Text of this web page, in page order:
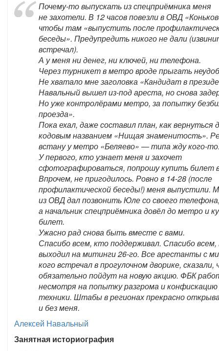
Почему-то выпускать из спецприёмника меня
не захотели. В 12 часов повезли в ОВД
чтобы там «выпустить после
беседы». Предупредить никого не дали
встречал).
А у меня ни денег, ни ключей, ни телефона.
Через турникет в метро вроде прыгать
Не хватало мне заголовка «Кандидат в
Навальный вышел из-под ареста, но снова
Но уже контролёрами метро, за попытку
проезда».
Пока ехал, даже составил план, как вернуться
кодовым названием «Нищая знаменитость».
встану у метро «Беляево» — типа жду кого-
У первого, кто узнает меня и захочет
сфотографироваться, попрошу купить билет
Впрочем, не пригодилось. Ровно в 14-28 (после
профилактической беседы!) меня выпустили.
из ОВД дал позвонить Юле со своего
а начальник спецприёмника довёл до метро и
билет.
Ужасно рад снова быть вместе с вами.
Спасибо всем, кто поддерживал. Спасибо
выходил на митинги 26-го. Все арестанты с
кого встречал в прогулочном дворике, сказали,
обязательно пойдут на новую акцию. ФБК
несмотря на попытку разгрома и конфискацию
техники. Штабы в регионах прекрасно
и без меня.
Алексей Навальный
Занятная историография